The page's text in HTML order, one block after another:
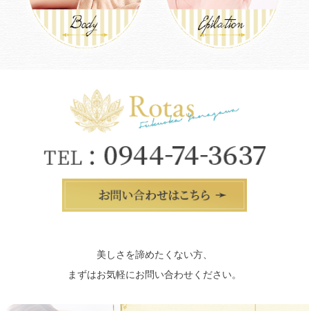
美しさを諦めたくない方、
まずはお気軽にお問い合わせください。